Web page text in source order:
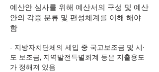
예산안 심사를 위해 예산서의 구성 및 예산
안의 각종 분류 및 편성체계를 이해 해야
함
- 지방자치단체의 세입 중 국고보조금 및 시·
도 보조금, 지역발전특별회계 등은 지출용도
가 정해져 있음